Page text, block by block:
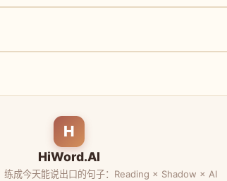
H
HiWord.AI
练成今天能说出口的句子：Reading × Shadow × AI